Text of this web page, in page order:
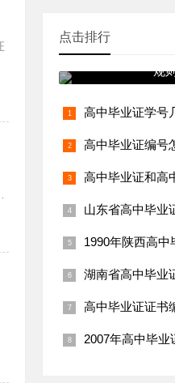
点击排行
高中毕业证学
规
高中毕业证学号
高中毕业证编号
高中毕业证和高
山东省高中毕业
1990年陕西高中
湖南省高中毕业
高中毕业证证书
2007年高中毕业